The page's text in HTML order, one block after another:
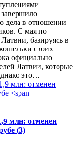
дела в отношении
С мая по
базируясь в
своих
официально
Латвии, которые
это…
млн: отменен
(3)